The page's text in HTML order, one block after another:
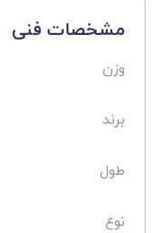
مشخصات فنی
وزن
برند
طول
نوع